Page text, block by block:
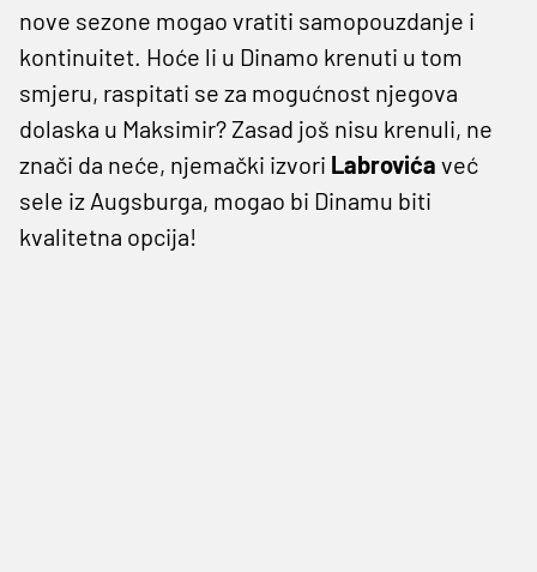
nove sezone mogao vratiti samopouzdanje i
kontinuitet. Hoće li u Dinamo krenuti u tom
smjeru, raspitati se za mogućnost njegova
dolaska u Maksimir? Zasad još nisu krenuli, ne
znači da neće, njemački izvori Labrovića već
sele iz Augsburga, mogao bi Dinamu biti
kvalitetna opcija!